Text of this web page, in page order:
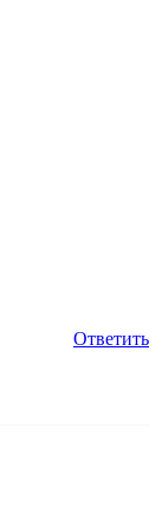
Ответить